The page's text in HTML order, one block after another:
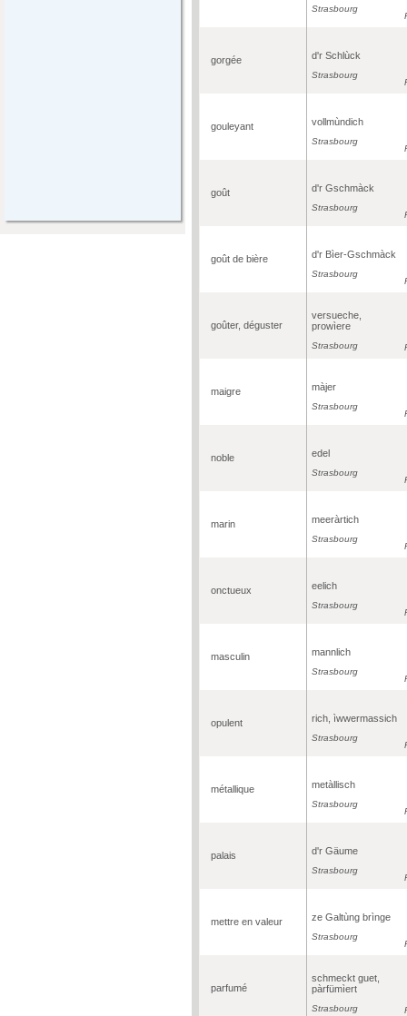
Strasbourg
gorgée d'r Schlùck
Strasbourg
gouleyant vollmùndich
Strasbourg
goût d'r Gschmàck
Strasbourg
goût de bière d'r Bìer-Gschmàck
Strasbourg
goûter, déguster
versueche,
prowìere
Strasbourg
maigre màjer
Strasbourg
noble edel
Strasbourg
marin meeràrtich
Strasbourg
onctueux eelich
Strasbourg
masculin mannlich
Strasbourg
opulent rich, ìwwermassich
Strasbourg
métallique metàllisch
Strasbourg
palais d'r Gäume
Strasbourg
mettre en valeur ze Galtùng brìnge
Strasbourg
parfumé
schmeckt guet,
pàrfümìert
Strasbourg